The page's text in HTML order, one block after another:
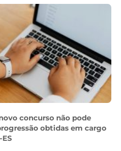
concurso não pode
obtidas em cargo